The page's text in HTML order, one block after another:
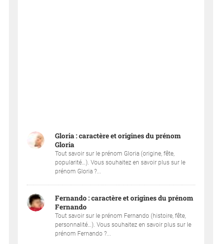
Gloria : caractère et origines du prénom
Gloria
Tout savoir sur le prénom Gloria (origine, fête,
popularité…). Vous souhaitez en savoir plus sur le
prénom Gloria ?...
Fernando : caractère et origines du prénom
Fernando
Tout savoir sur le prénom Fernando (histoire, fête,
personnalité…). Vous souhaitez en savoir plus sur le
prénom Fernando ?...